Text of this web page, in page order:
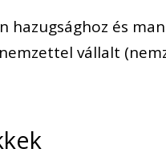
hazugsághoz és
vállalt